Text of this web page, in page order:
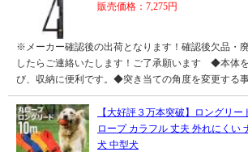
販売価格：7,275円
※メーカー確認後の出荷となります！確認後欠品・
したらご連絡いたします！ご了承願います ◆本体
び、収納に便利です。◆突き当ての角度を変更する
【大好評３万本突破】ロングリー
ロープ カラフル 丈夫 外れにくい
犬 中型犬